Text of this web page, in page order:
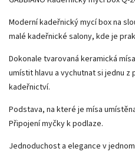
Moderní kadeřnický mycí box na
malé kadeřnické salony, kde je
Dokonale tvarovaná keramická
umístit hlavu a vychutnat si jednu
kadeřnictví.
Podstava, na které je mísa
Připojení myčky k podlaze.
Jednoduchost a elegance v